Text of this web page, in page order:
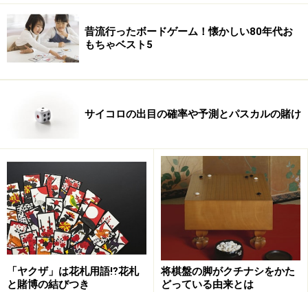
レースゲームというシンプルな構造だが、コマを進めるの
にサイコロは使わない。その代わりに・・・
双六のタイプをざっくりわけると、コマを進めるにサイ
コロを使うか否かに別れます。
昔流行ったボードゲーム！懐かしい80年代お
もちゃベスト5
サイコロの出目の確率や予測とパスカルの賭け
「ヤクザ」は花札用語⁉花札
と賭博の結びつき
将棋盤の脚がクチナシをかた
どっている由来とは